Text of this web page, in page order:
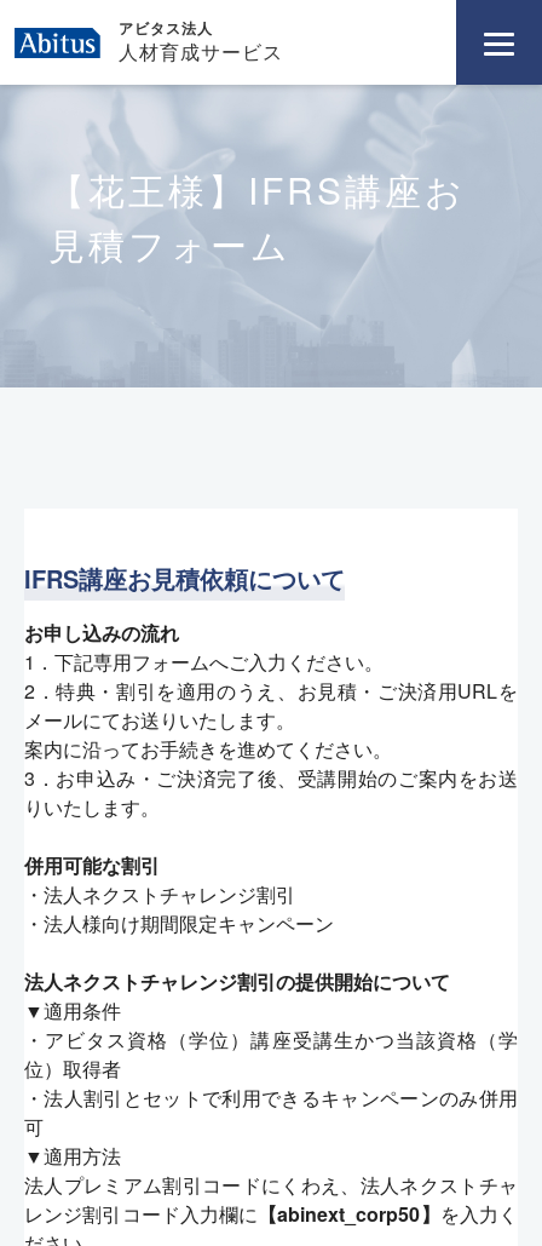
アビタス法人
人材育成サービス
【花王様】IFRS講座お
見積フォーム
IFRS講座お見積依頼について
お申し込みの流れ
1．下記専用フォームへご入力ください。
2．特典・割引を適用のうえ、お見積・ご決済用URLを
メールにてお送りいたします。
案内に沿ってお手続きを進めてください。
3．お申込み・ご決済完了後、受講開始のご案内をお送
りいたします。
併用可能な割引
・法人ネクストチャレンジ割引
・法人様向け期間限定キャンペーン
法人ネクストチャレンジ割引の提供開始について
▼適用条件
・アビタス資格（学位）講座受講生かつ当該資格（学
位）取得者
・法人割引とセットで利用できるキャンペーンのみ併用
可
▼適用方法
法人プレミアム割引コードにくわえ、法人ネクストチャ
レンジ割引コード入力欄に 【abinext_corp50】 を入力く